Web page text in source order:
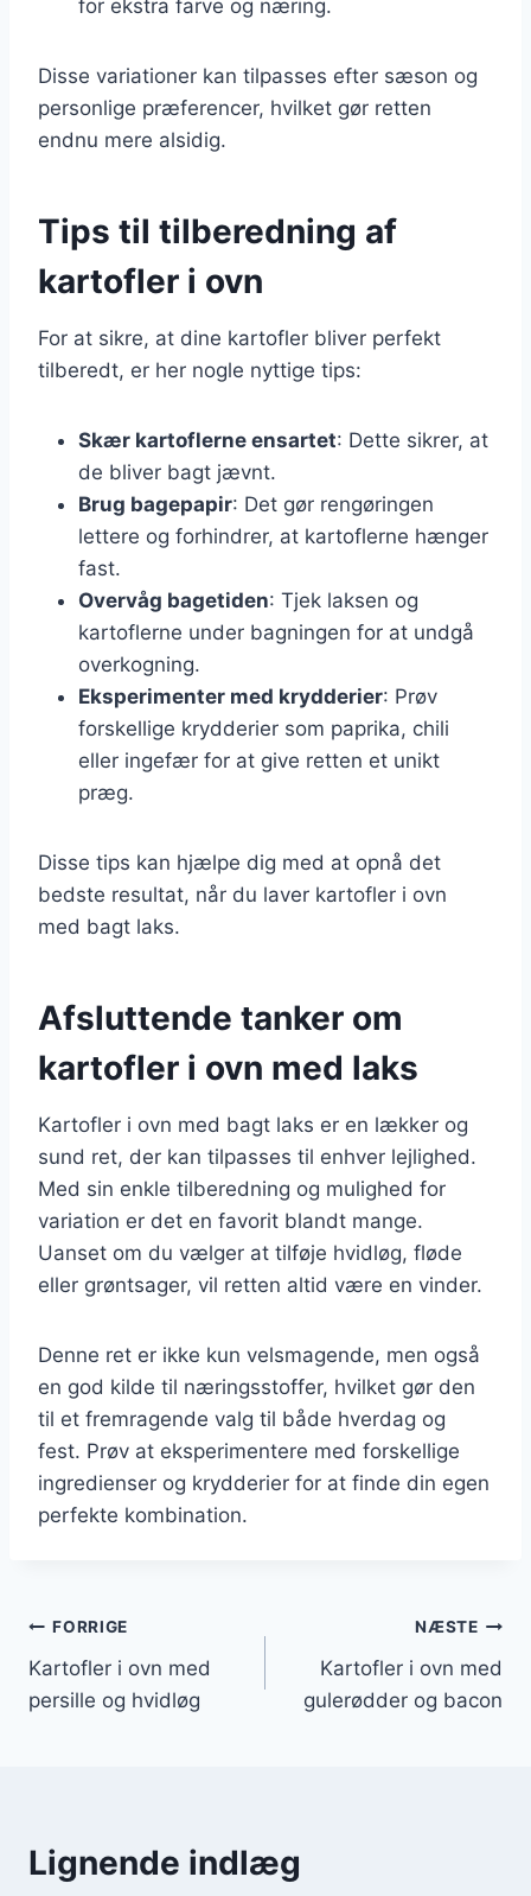
for ekstra farve og næring.
Disse variationer kan tilpasses efter sæson og
personlige præferencer, hvilket gør retten
endnu mere alsidig.
Tips til tilberedning af
kartofler i ovn
For at sikre, at dine kartofler bliver perfekt
tilberedt, er her nogle nyttige tips:
Skær kartoflerne ensartet: Dette sikrer, at
de bliver bagt jævnt.
Brug bagepapir: Det gør rengøringen
lettere og forhindrer, at kartoflerne hænger
fast.
Overvåg bagetiden: Tjek laksen og
kartoflerne under bagningen for at undgå
overkogning.
Eksperimenter med krydderier: Prøv
forskellige krydderier som paprika, chili
eller ingefær for at give retten et unikt
præg.
Disse tips kan hjælpe dig med at opnå det
bedste resultat, når du laver kartofler i ovn
med bagt laks.
Afsluttende tanker om
kartofler i ovn med laks
Kartofler i ovn med bagt laks er en lækker og
sund ret, der kan tilpasses til enhver lejlighed.
Med sin enkle tilberedning og mulighed for
variation er det en favorit blandt mange.
Uanset om du vælger at tilføje hvidløg, fløde
eller grøntsager, vil retten altid være en vinder.
Denne ret er ikke kun velsmagende, men også
en god kilde til næringsstoffer, hvilket gør den
til et fremragende valg til både hverdag og
fest. Prøv at eksperimentere med forskellige
ingredienser og krydderier for at finde din egen
perfekte kombination.
Indlægsnavigation
FORRIGE
Kartofler i ovn med
persille og hvidløg
NÆSTE
Kartofler i ovn med
gulerødder og bacon
Lignende indlæg